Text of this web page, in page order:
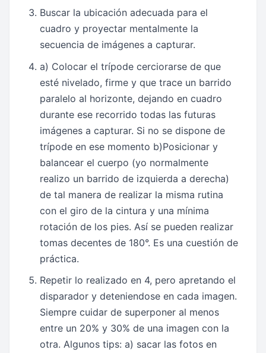
Buscar la ubicación adecuada para el
cuadro y proyectar mentalmente la
secuencia de imágenes a capturar.
a) Colocar el trípode cerciorarse de que
esté nivelado, firme y que trace un barrido
paralelo al horizonte, dejando en cuadro
durante ese recorrido todas las futuras
imágenes a capturar. Si no se dispone de
trípode en ese momento b)Posicionar y
balancear el cuerpo (yo normalmente
realizo un barrido de izquierda a derecha)
de tal manera de realizar la misma rutina
con el giro de la cintura y una mínima
rotación de los pies. Así se pueden realizar
tomas decentes de 180°. Es una cuestión de
práctica.
Repetir lo realizado en 4, pero apretando el
disparador y deteniendose en cada imagen.
Siempre cuidar de superponer al menos
entre un 20% y 30% de una imagen con la
otra. Algunos tips: a) sacar las fotos en